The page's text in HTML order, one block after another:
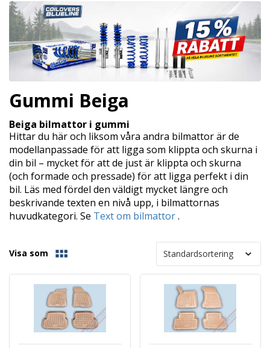
Gummi Beiga
Beiga bilmattor i gummi
Hittar du här och liksom våra andra bilmattor är de
modellanpassade för att ligga som klippta och skurna i
din bil – mycket för att de just är klippta och skurna
(och formade och pressade) för att ligga perfekt i din
bil. Läs med fördel den väldigt mycket längre och
beskrivande texten en nivå upp, i bilmattornas
huvudkategori. Se Text om bilmattor.
Visa som